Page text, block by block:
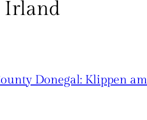
Irland
Donegal: Klippen